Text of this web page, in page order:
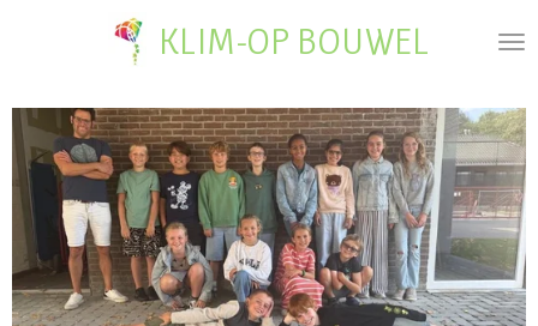
hoofdinhoud
KLIM-OP BOUWEL